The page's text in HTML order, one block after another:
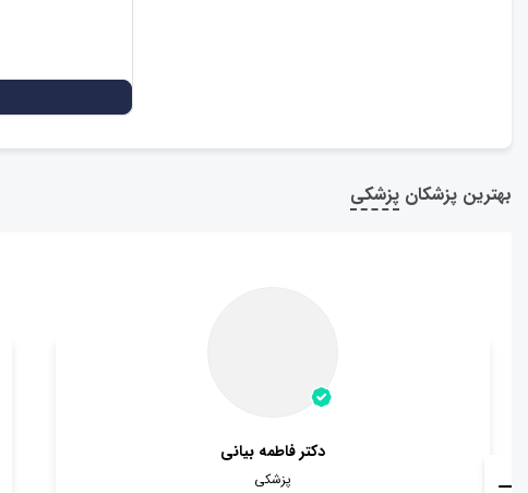
بهترین پزشکان پزشکی
دکتر فاطمه بیانی
پزشکی